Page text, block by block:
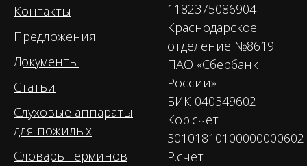
Контакты
Предложения
Документы
Статьи
Слуховые аппараты
для пожилых
Словарь терминов
1182375086904
Краснодарское
отделение №8619
ПАО «Сбербанк
России»
БИК 040349602
Кор.счет
30101810100000000602
Р.счет